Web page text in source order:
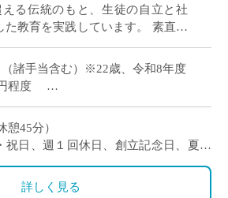
る伝統のもと、生徒の自立と社
た教育を実践しています。 素直で
す。
（諸手当含む）※22歳、令和8年度
程度
30歳：月給 353,010円（基本給324,700
円程度
り（5万円まで）
憩45分）
日、週１回休日、創立記念日、夏季
日（令和8年度）
詳しく見る